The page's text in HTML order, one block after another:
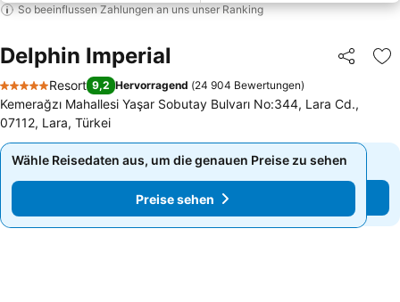
So beeinflussen Zahlungen an uns unser Ranking
Delphin Imperial Teilen
5 Sterne
Resort 9,2 Hervorragend (24 904 Bewertungen)
Kemerağzı Mahallesi Yaşar Sobutay Bulvarı No:344, Lara Cd.,
07112, Lara, Türkei
Wähle Reisedaten aus, um die genauen Preise zu sehen
Preise sehen
Wähle Reisedaten aus, um die genauen Preise zu sehen
Preise sehen